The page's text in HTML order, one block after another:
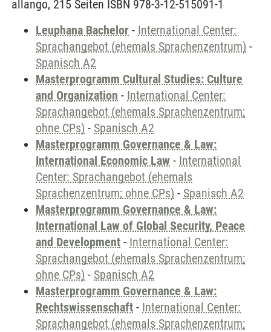
allango, 215 Seiten ISBN 978-3-12-515091-1
Leuphana Bachelor - International Center:
Sprachangebot (ehemals Sprachenzentrum) -
Spanisch A2
Masterprogramm Cultural Studies: Culture
and Organization - International Center:
Sprachangebot (ehemals Sprachenzentrum;
ohne CPs) - Spanisch A2
Masterprogramm Governance & Law:
International Economic Law - International
Center: Sprachangebot (ehemals
Sprachenzentrum; ohne CPs) - Spanisch A2
Masterprogramm Governance & Law:
International Law of Global Security, Peace
and Development - International Center:
Sprachangebot (ehemals Sprachenzentrum;
ohne CPs) - Spanisch A2
Masterprogramm Governance & Law:
Rechtswissenschaft - International Center:
Sprachangebot (ehemals Sprachenzentrum;